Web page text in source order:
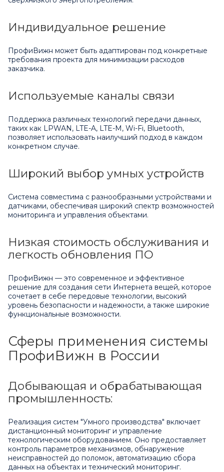
Индивидуальное решение
ПрофиВижн может быть адаптирован под конкретные
требования проекта для минимизации расходов
заказчика.
Используемые каналы связи
Поддержка различных технологий передачи данных,
таких как LPWAN, LTE-A, LTE-M, Wi-Fi, Bluetooth,
позволяет использовать наилучший подход в каждом
конкретном случае.
Широкий выбор умных устройств
Система совместима с разнообразными устройствами и
датчиками, обеспечивая широкий спектр возможностей
мониторинга и управления объектами.
Низкая стоимость обслуживания и
легкость обновления ПО
ПрофиВижн — это современное и эффективное
решение для создания сети Интернета вещей, которое
сочетает в себе передовые технологии, высокий
уровень безопасности и надежности, а также широкие
функциональные возможности.
Сферы применения системы
ПрофиВижн в России
Добывающая и обрабатывающая
промышленность:
Реализация систем "Умного производства" включает
дистанционный мониторинг и управление
технологическим оборудованием. Оно предоставляет
контроль параметров механизмов, обнаружение
неисправностей до поломок, автоматизацию сбора
данных на объектах и технический мониторинг.